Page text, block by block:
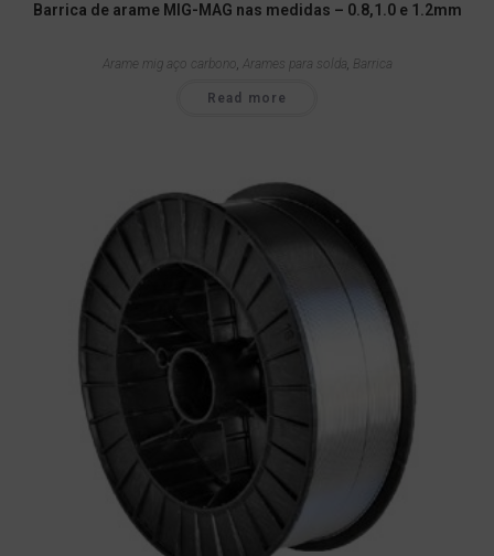
Barrica de arame MIG-MAG nas medidas – 0.8,1.0 e 1.2mm
Arame mig aço carbono, Arames para solda, Barrica
Read more